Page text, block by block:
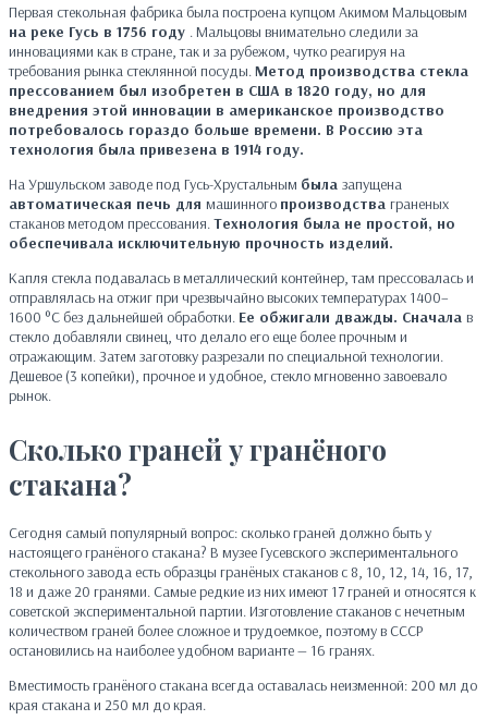
Первая стекольная фабрика была построена купцом Акимом Мальцовым
на реке Гусь в 1756 году . Мальцовы внимательно следили за
инновациями как в стране, так и за рубежом, чутко реагируя на
требования рынка стеклянной посуды.Метод производства стекла
прессованием был изобретен в США в 1820 году, но для
внедрения этой инновации в американское производство
потребовалось гораздо больше времени. В Россию эта
технология была привезена в 1914 году.
На Уршульском заводе под Гусь-Хрустальным была запущена
автоматическая печь для машинного производства граненых
стаканов методом прессования.Технология была не простой, но
обеспечивала исключительную прочность изделий.
Капля стекла подавалась в металлический контейнер, там прессовалась и
отправлялась на отжиг при чрезвычайно высоких температурах 1400–
1600 °C без дальнейшей обработки. Ее обжигали дважды. Сначала в
стекло добавляли свинец, что делало его еще более прочным и
отражающим. Затем заготовку разрезали по специальной технологии.
Дешевое (3 копейки), прочное и удобное, стекло мгновенно завоевало
рынок.
Сколько граней у гранёного
стакана?
Сегодня самый популярный вопрос: сколько граней должно быть у
настоящего гранёного стакана? В музее Гусевского экспериментального
стекольного завода есть образцы гранёных стаканов с 8, 10, 12, 14, 16, 17,
18 и даже 20 гранями. Самые редкие из них имеют 17 граней и относятся к
советской экспериментальной партии. Изготовление стаканов с нечетным
количеством граней более сложное и трудоемкое, поэтому в СССР
остановились на наиболее удобном варианте — 16 гранях.
Вместимость гранёного стакана всегда оставалась неизменной: 200 мл до
края стакана и 250 мл до края.